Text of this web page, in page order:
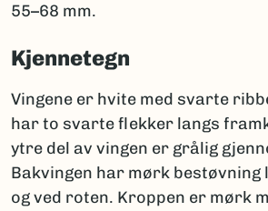
55–68 mm.
Kjennetegn
Vingene er hvite med svarte
har to svarte flekker langs
ytre del av vingen er grålig
Bakvingen har mørk bestøvning
og ved roten. Kroppen er mørk